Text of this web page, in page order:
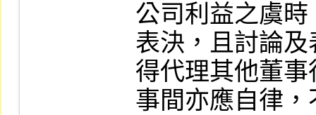
公司利益之虞
表決，且討論
得代理其他董
事間亦應自律